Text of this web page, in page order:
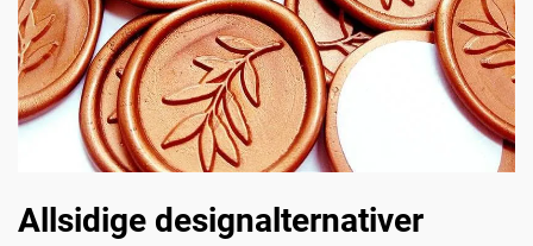
Allsidige designalternativer